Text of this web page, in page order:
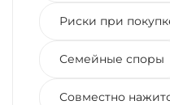
Риски при
Семейные споры
Совместно